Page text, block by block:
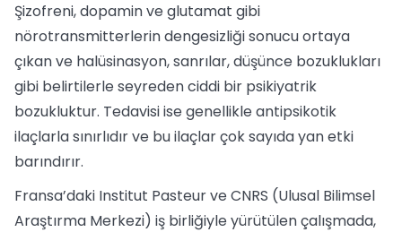
Şizofreni, dopamin ve glutamat gibi
nörotransmitterlerin dengesizliği sonucu ortaya
çıkan ve halüsinasyon, sanrılar, düşünce bozuklukları
gibi belirtilerle seyreden ciddi bir psikiyatrik
bozukluktur. Tedavisi ise genellikle antipsikotik
ilaçlarla sınırlıdır ve bu ilaçlar çok sayıda yan etki
barındırır.
Fransa’daki Institut Pasteur ve CNRS (Ulusal Bilimsel
Araştırma Merkezi) iş birliğiyle yürütülen çalışmada,